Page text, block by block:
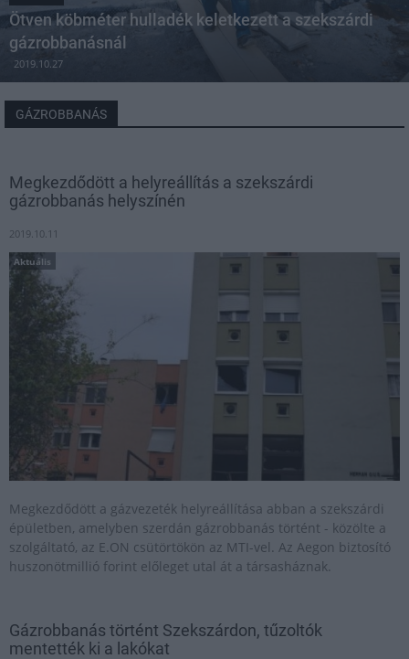
Ötven köbméter hulladék keletkezett a szekszárdi
gázrobbanásnál
2019.10.27
GÁZROBBANÁS
Megkezdődött a helyreállítás a szekszárdi
gázrobbanás helyszínén
2019.10.11
Aktuális
Megkezdődött a gázvezeték helyreállítása abban a szekszárdi
épületben, amelyben szerdán gázrobbanás történt - közölte a
szolgáltató, az E.ON csütörtökön az MTI-vel. Az Aegon biztosító
huszonötmillió forint előleget utal át a társasháznak.
Gázrobbanás történt Szekszárdon, tűzoltók
mentették ki a lakókat